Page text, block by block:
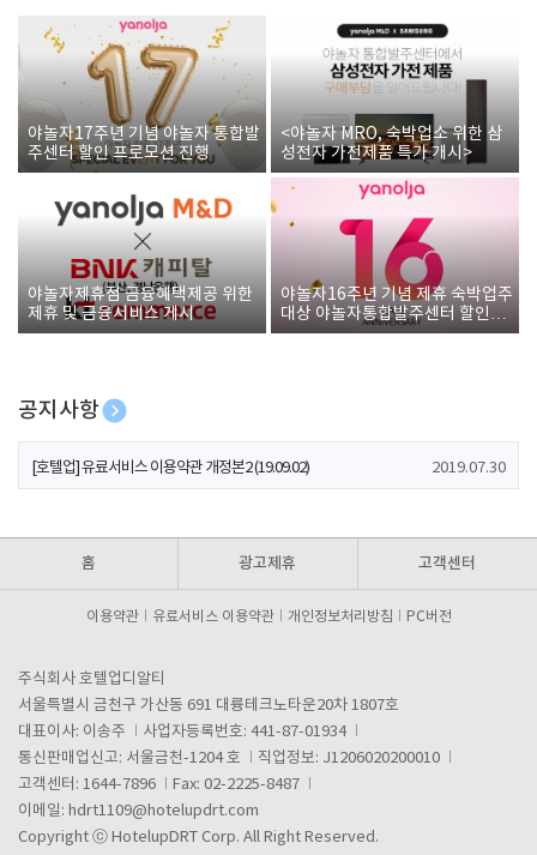
야놀자17주년 기념 야놀자 통합발
주센터 할인 프로모션 진행
<야놀자 MRO, 숙박업소 위한 삼
성전자 가전제품 특가 개시>
야놀자제휴점 금융혜택제공 위한
제휴 및 금융서비스 게시
야놀자16주년 기념 제휴 숙박업주
대상 야놀자통합발주센터 할인쿠
폰 증정
공지사항
[호텔업] 개인정보 처리방침 개정본1 (19.09.02)
[호텔업] 유료서비스 이용약관 개정본2 (19.09.02) 2019.07.30
홈 광고제휴 고객센터
이용약관 유료서비스 이용약관 개인정보처리방침 PC버전
주식회사 호텔업디알티
서울특별시 금천구 가산동 691 대륭테크노타운20차 1807호
대표이사: 이송주
사업자등록번호: 441-87-01934
통신판매업신고: 서울금천-1204 호
직업정보: J1206020200010
고객센터: 1644-7896
Fax: 02-2225-8487
이메일: hdrt1109@hotelupdrt.com
Copyright ⓒ HotelupDRT Corp. All Right Reserved.